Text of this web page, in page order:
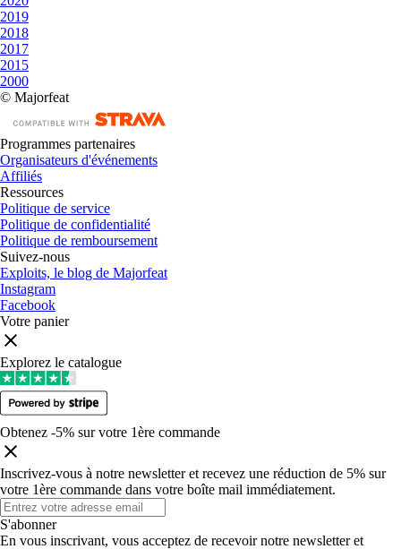
2019
2018
2017
2015
2000
© Majorfeat
Programmes partenaires
Organisateurs d'événements
Affiliés
Ressources
Politique de service
Politique de confidentialité
Politique de remboursement
Suivez-nous
Exploits, le blog de Majorfeat
Instagram
Facebook
Votre panier
Explorez le catalogue
Obtenez -5% sur votre 1ère commande
Inscrivez-vous à notre newsletter et recevez une réduction de 5% sur
votre 1ère commande dans votre boîte mail immédiatement.
S'abonner
En vous inscrivant, vous acceptez de recevoir notre newsletter et